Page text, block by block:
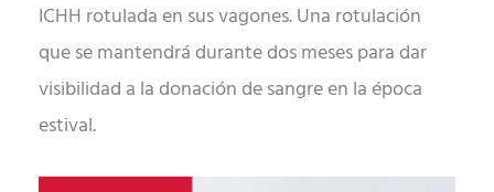
ICHH rotulada en sus vagones. Una rotulación
que se mantendrá durante dos meses para dar
visibilidad a la donación de sangre en la época
estival.